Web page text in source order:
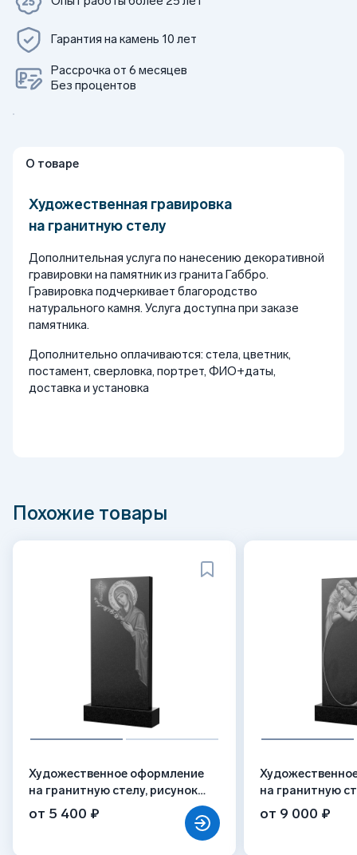
Гарантия на камень 10 лет
Рассрочка от 6 месяцев
Без процентов
О товаре
Художественная гравировка
на гранитную стелу
Дополнительная услуга по нанесению декоративной
гравировки на памятник из гранита Габбро.
Гравировка подчеркивает благородство
натурального камня. Услуга доступна при заказе
памятника.
Дополнительно оплачиваются: стела, цветник,
постамент, сверловка, портрет, ФИО+даты,
доставка и установка
Похожие товары
Художественное оформление
на гранитную стелу, рисунок
ВХО-035
от 5 400 ₽
на гранитную
ВХО-016
от 9 000 ₽